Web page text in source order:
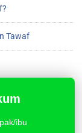
Tawaf
ibu